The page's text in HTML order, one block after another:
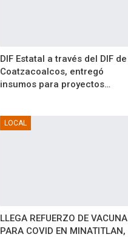
DIF Estatal a través del DIF de
Coatzacoalcos, entregó
insumos para proyectos…
LOCAL
LLEGA REFUERZO DE VACUNA
PARA COVID EN MINATITLAN,